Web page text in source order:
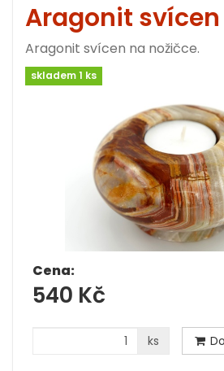
Aragonit svícen
Aragonit svícen na nožičce.
skladem 1 ks
Cena:
540 Kč
ks